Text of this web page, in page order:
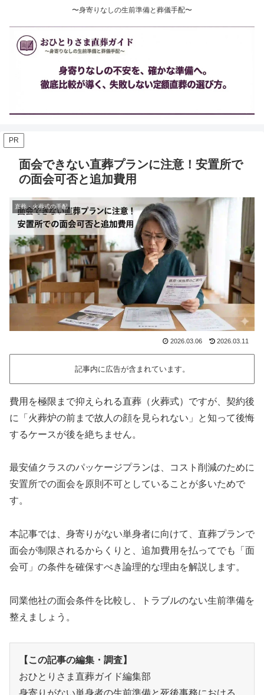
〜身寄りなしの生前準備と葬儀手配〜
PR
面会できない直葬プランに注意！安置所で
の面会可否と追加費用
直葬・火葬式の手配
2026.03.06 2026.03.11
記事内に広告が含まれています。
費用を極限まで抑えられる直葬（火葬式）ですが、契約後
に「火葬炉の前まで故人の顔を見られない」と知って後悔
するケースが後を絶ちません。
最安値クラスのパッケージプランは、コスト削減のために
安置所での面会を原則不可としていることが多いためで
す。
本記事では、身寄りがない単身者に向けて、直葬プランで
面会が制限されるからくりと、追加費用を払ってでも「面
会可」の条件を確保すべき論理的な理由を解説します。
同業他社の面会条件を比較し、トラブルのない生前準備を
整えましょう。
【この記事の編集・調査】
おひとりさま直葬ガイド編集部
身寄りがない単身者の生前準備と死後事務における、